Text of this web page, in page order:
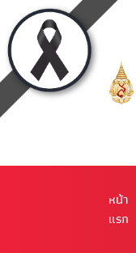
หน้า
แรก